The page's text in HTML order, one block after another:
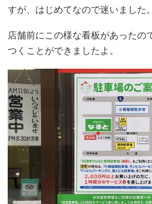
すが、はじめてなので迷いました。
店舗前にこの様な看板があったの
つくことができましたよ。